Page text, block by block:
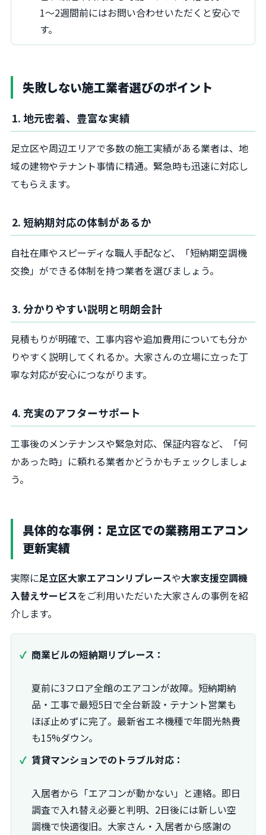
1〜2週間前にはお問い合わせいただくと安心で
す。
失敗しない施工業者選びのポイント
1. 地元密着、豊富な実績
足立区や周辺エリアで多数の施工実績がある業者は、地
域の建物やテナント事情に精通。緊急時も迅速に対応し
てもらえます。
2. 短納期対応の体制があるか
自社在庫やスピーディな職人手配など、「短納期空調機
交換」ができる体制を持つ業者を選びましょう。
3. 分かりやすい説明と明朗会計
見積もりが明確で、工事内容や追加費用についても分か
りやすく説明してくれるか。大家さんの立場に立った丁
寧な対応が安心につながります。
4. 充実のアフターサポート
工事後のメンテナンスや緊急対応、保証内容など、「何
かあった時」に頼れる業者かどうかもチェックしましょ
う。
具体的な事例：足立区での業務用エアコン
更新実績
実際に足立区大家エアコンリプレースや大家支援空調機
入替えサービスをご利用いただいた大家さんの事例を紹
介します。
商業ビルの短納期リプレース：
夏前に3フロア全館のエアコンが故障。短納期納
品・工事で最短5日で全台新設・テナント営業も
ほぼ止めずに完了。最新省エネ機種で年間光熱費
も15%ダウン。
賃貸マンションでのトラブル対応：
入居者から「エアコンが動かない」と連絡。即日
調査で入れ替え必要と判明、2日後には新しい空
調機で快適復旧。大家さん・入居者から感謝の